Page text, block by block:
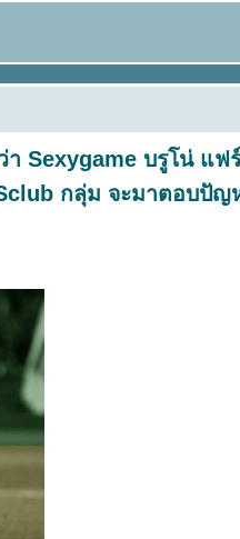
า Sexygame บรูโน่ แฟ
กลุ่ม จะมาตอบปัญ